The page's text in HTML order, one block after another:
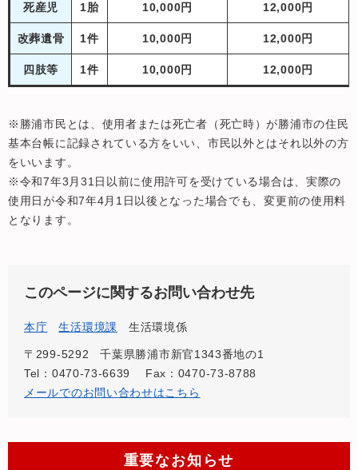
死産児 1胎 10,000円 12,000円
改葬遺骨 1件 10,000円 12,000円
四肢等 1件 10,000円 12,000円
※勝浦市民とは、使用者または死亡者（死亡時）が勝浦市の住民
基本台帳に記録されている方をいい、市民以外とはそれ以外の方
をいいます。
※令和7年3月31日以前に使用許可を受けている場合は、実際の
使用日が令和7年4月1日以後となった場合でも、変更前の使用料
となります。
このページに関するお問い合わせ先
本庁 生活環境課 生活環境係
〒299-5292
千葉県勝浦市新官1343番地の1
Tel：0470-73-6639
Fax：0470-73-8788
メールでのお問い合わせはこちら
重要なお知らせ